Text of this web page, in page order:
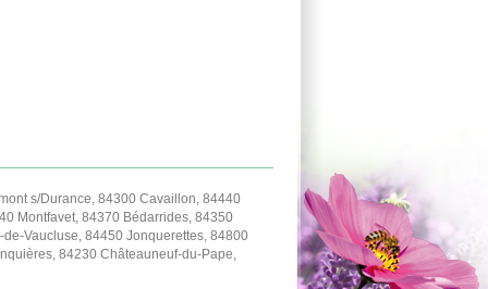
s/Durance, 84300 Cavaillon, 84440
Montfavet, 84370 Bédarrides, 84350
Vaucluse, 84450 Jonquerettes, 84800
84230 Châteauneuf-du-Pape,